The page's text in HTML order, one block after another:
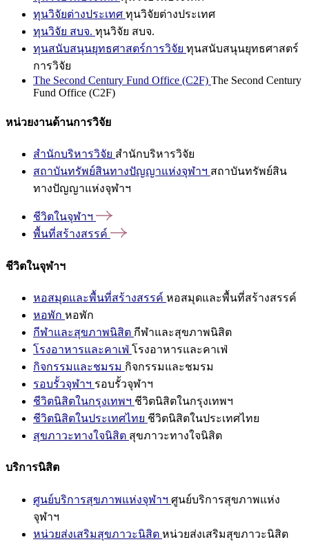
ทุนวิจัยต่างประเทศ ทุนวิจัยต่างประเทศ
ทุนวิจัย สบจ. ทุนวิจัย สบจ.
ทุนสนับสนุนยุทธศาสตร์การวิจัย ทุนสนับสนุนยุทธศาสตร์
การวิจัย
The Second Century Fund Office (C2F) The Second Century
Fund Office (C2F)
หน่วยงานด้านการวิจัย
สำนักบริหารวิจัย สำนักบริหารวิจัย
สถาบันทรัพย์สินทางปัญญาแห่งจุฬาฯ สถาบันทรัพย์สิน
ทางปัญญาแห่งจุฬาฯ
ชีวิตในจุฬาฯ
พื้นที่สร้างสรรค์
ชีวิตในจุฬาฯ
หอสมุดและพื้นที่สร้างสรรค์ หอสมุดและพื้นที่สร้างสรรค์
หอพัก หอพัก
กีฬาและสุขภาพนิสิต กีฬาและสุขภาพนิสิต
โรงอาหารและคาเฟ่ โรงอาหารและคาเฟ่
กิจกรรมและชมรม กิจกรรมและชมรม
รอบรั้วจุฬาฯ รอบรั้วจุฬาฯ
ชีวิตนิสิตในกรุงเทพฯ ชีวิตนิสิตในกรุงเทพฯ
ชีวิตนิสิตในประเทศไทย ชีวิตนิสิตในประเทศไทย
สุขภาวะทางใจนิสิต สุขภาวะทางใจนิสิต
บริการนิสิต
ศูนย์บริการสุขภาพแห่งจุฬาฯ ศูนย์บริการสุขภาพแห่ง
จุฬาฯ
หน่วยส่งเสริมสุขภาวะนิสิต หน่วยส่งเสริมสุขภาวะนิสิต